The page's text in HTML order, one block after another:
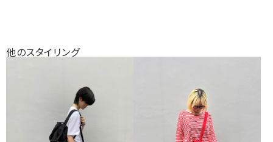
他のスタイリング